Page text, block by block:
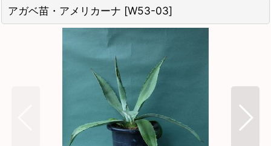
アガベ苗・アメリカーナ [W53-03]